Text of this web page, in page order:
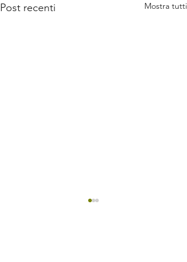
Post recenti Mostra tutti